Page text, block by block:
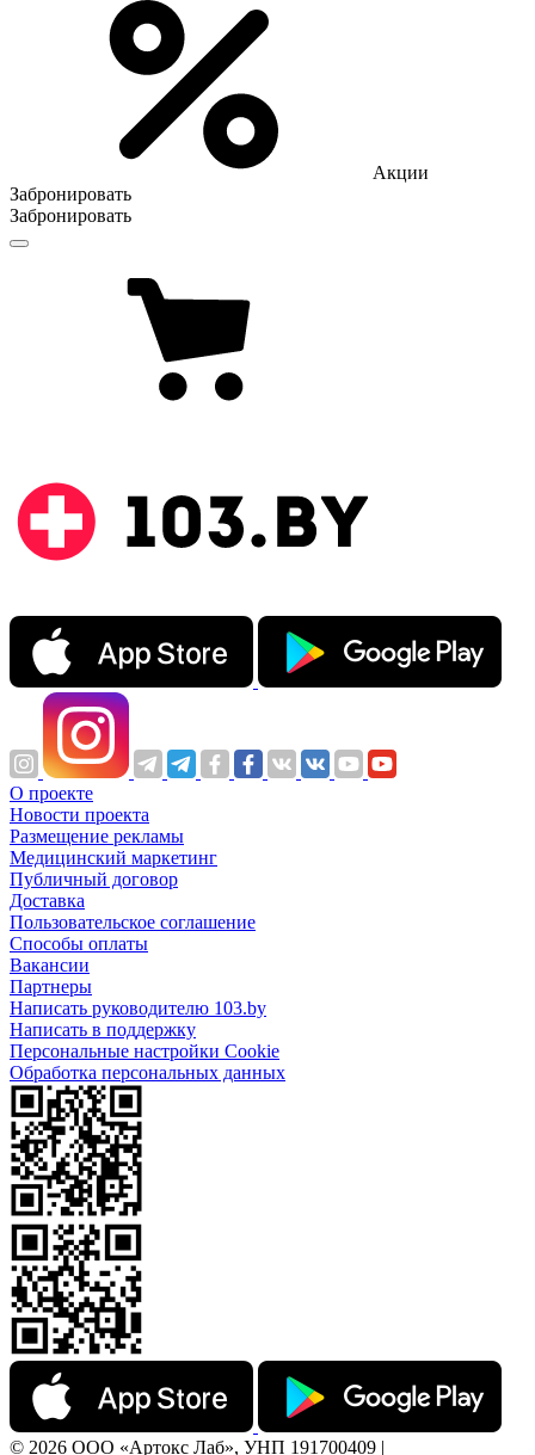
Акции
Забронировать
Забронировать
О проекте
Новости проекта
Размещение рекламы
Медицинский маркетинг
Публичный договор
Доставка
Пользовательское соглашение
Способы оплаты
Вакансии
Партнеры
Написать руководителю 103.by
Написать в поддержку
Персональные настройки Cookie
Обработка персональных данных
© 2026 ООО «Артокс Лаб», УНП 191700409 |